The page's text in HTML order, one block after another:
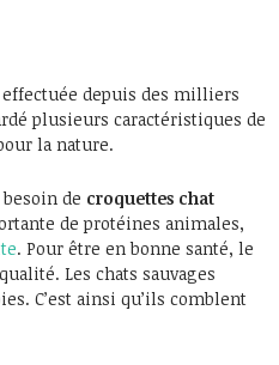
depuis des milliers
plusieurs caractéristiques de
la nature.
de croquettes chat
de protéines animales,
. Pour être en bonne santé, le
Les chats sauvages
C’est ainsi qu’ils comblent